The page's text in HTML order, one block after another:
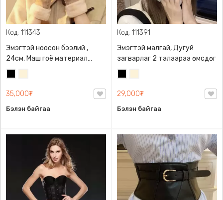
Код: 111343
Эмэгтэй ноосон бээлий ,
24см, Маш гоё материал
загвартай, дулаахан
дотортой таны гарын
дааруулахгүй
35,000₮
Бэлэн байгаа
Код: 111391
Эмэгтэй малгай, Дугуй
загварлаг 2 талаараа өмсдөг
29,000₮
Бэлэн байгаа